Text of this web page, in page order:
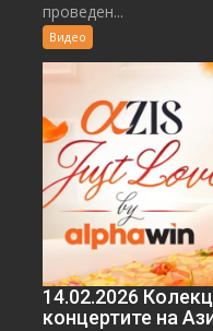
проведен...
Видео
14.02.2026
концертите на